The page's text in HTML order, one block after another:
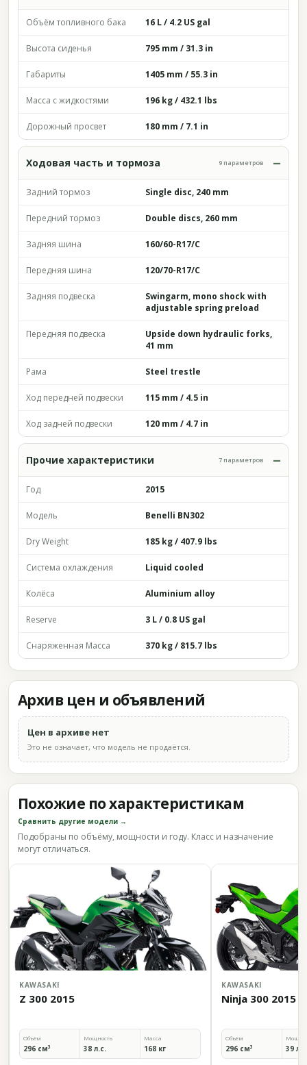
Объём топливного бака 16 L / 4.2 US gal
Высота сиденья 795 mm / 31.3 in
Габариты 1405 mm / 55.3 in
Масса с жидкостями 196 kg / 432.1 lbs
Дорожный просвет 180 mm / 7.1 in
Ходовая часть и тормоза 9 параметров
Задний тормоз Single disc, 240 mm
Передний тормоз Double discs, 260 mm
Задняя шина 160/60-R17/C
Передняя шина 120/70-R17/C
Задняя подвеска
Swingarm, mono shock with
adjustable spring preload
Передняя подвеска
Upside down hydraulic forks,
41 mm
Рама Steel trestle
Ход передней подвески 115 mm / 4.5 in
Ход задней подвески 120 mm / 4.7 in
Прочие характеристики 7 параметров
Год 2015
Модель Benelli BN302
Dry Weight 185 kg / 407.9 lbs
Система охлаждения Liquid cooled
Колёса Aluminium alloy
Reserve 3 L / 0.8 US gal
Снаряженная Масса 370 kg / 815.7 lbs
Архив цен и объявлений
Цен в архиве нет
Это не означает, что модель не продаётся.
Похожие по характеристикам
Сравнить другие модели →
Подобраны по объёму, мощности и году. Класс и назначение
могут отличаться.
KAWASAKI
Z 300 2015
Объём
296 см³
Мощность
38 л.с.
Масса
168 кг
KAWASAKI
Ninja 300 2015
Объём
296 см³ 39